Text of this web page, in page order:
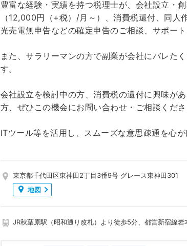
豊富な経験・実績を持つ税理士が、会社設立・
（12,000円（+税）/月～）、消費税還付、同人
光売電無申告などの確定申告のご相談、サポート
また、サラリーマンの方で副業が会社にバレた
す。
会社設立を検討中の方、消費税の還付に興味が
方、ぜひこの機会にお問い合わせ・ご相談くださ
ITツール等を活用し、スムーズな意思疎通を心が
東京都千代田区東神田2丁目3番9号 グレース東神田301
地図
JR秋葉原駅（昭和通り改札）より徒歩5分、都営新宿線